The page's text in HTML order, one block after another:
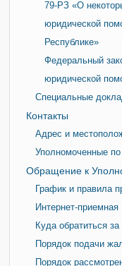
79-РЗ «О
юридической
Республике»
Федеральный
юридической
Специальные
Контакты
Адрес и
Уполномоченные
Обращение к
График и правила
Интернет-приемная
Куда обратиться
Порядок подачи
Порядок